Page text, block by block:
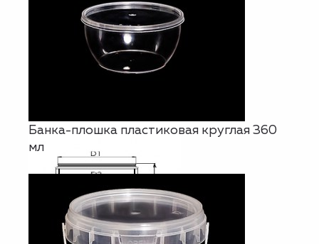
Банка-плошка пластиковая круглая 360
мл